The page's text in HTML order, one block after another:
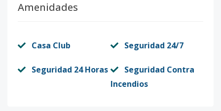
Amenidades
Casa Club Seguridad 24/7
Seguridad 24 Horas
Seguridad Contra
Incendios